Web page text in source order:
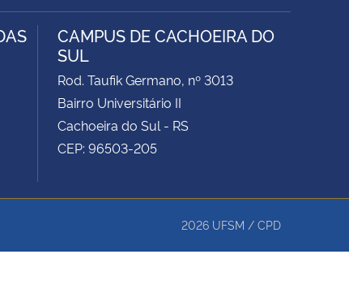
CAMPUS DE CACHOEIRA DO
SUL
Rod. Taufik Germano, nº 3013
Bairro Universitário II
Cachoeira do Sul - RS
CEP: 96503-205
2026 UFSM / CPD